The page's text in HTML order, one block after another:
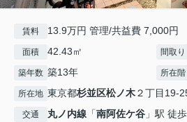
賃料 13.9万円 管理/共益費 7,000円
面積 42.43㎡ 間取り
築年数 築13年 所在階
所在地 東京都杉並区松ノ木２丁目19-
交通 丸ノ内線 「南阿佐ケ谷 」駅 徒